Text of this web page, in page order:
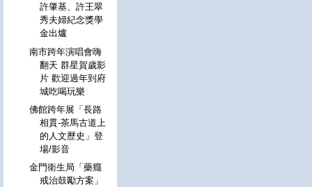
許肇基、許王翠
秀夫婦紀念獎學
金出爐
南市跨年演唱會嗨
翻天 群星賀歲影
片 歡迎過年到府
城吃喝玩樂
佛館跨年展「長路
相貫-茶馬古道上
的人文歷史」登
場/影音
金門衛生局「藥癮
戒治鼓勵方案」